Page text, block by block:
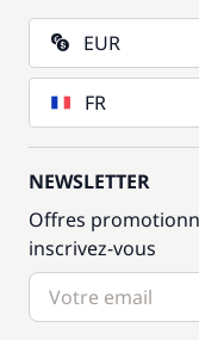
EUR
FR
NEWSLETTER
Offres
inscrivez-vous